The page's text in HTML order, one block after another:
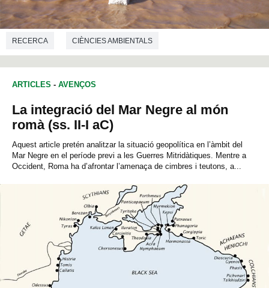
RECERCA CIÈNCIES AMBIENTALS
ARTICLES - AVENÇOS
La integració del Mar Negre al món
romà (ss. II-I aC)
Aquest article pretén analitzar la situació geopolítica en l’àmbit del
Mar Negre en el període previ a les Guerres Mitridàtiques. Mentre a
Occident, Roma ha d’afrontar l’amenaça de cimbres i teutons, a...